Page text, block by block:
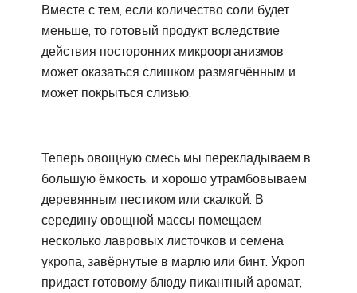
Вместе с тем, если количество соли будет
меньше, то готовый продукт вследствие
действия посторонних микроорганизмов
может оказаться слишком размягчённым и
может покрыться слизью.
Теперь овощную смесь мы перекладываем в
большую ёмкость, и хорошо утрамбовываем
деревянным пестиком или скалкой. В
середину овощной массы помещаем
несколько лавровых листочков и семена
укропа, завёрнутые в марлю или бинт. Укроп
придаст готовому блюду пикантный аромат,